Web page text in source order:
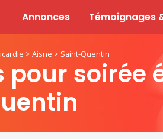
Annonces Témoignages
> Aisne > Saint-Quentin
pour soirée